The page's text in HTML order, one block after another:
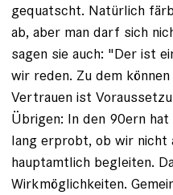
gequatscht. Natürlich
ab, aber man darf sich
sagen sie auch: "Der ist
wir reden. Zu dem
Vertrauen ist
Übrigen: In den 90ern hat
lang erprobt, ob wir nicht
hauptamtlich begleiten.
Wirkmöglichkeiten.